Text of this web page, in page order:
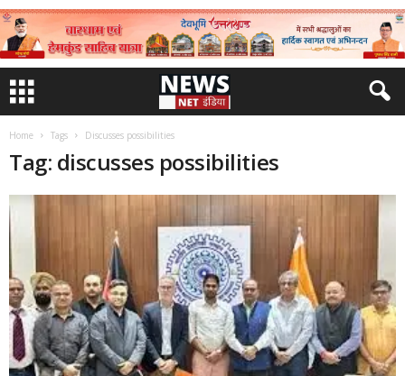
Home Tags Discusses possibilities
Tag: discusses possibilities